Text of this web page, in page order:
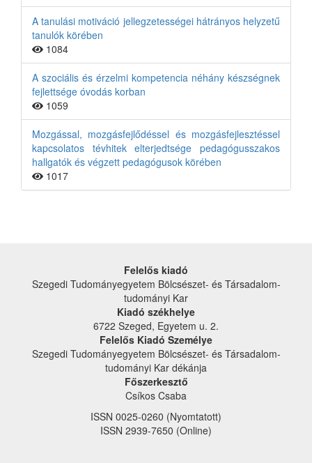
A tanulási motiváció jellegzetességei hátrányos helyzetű
tanulók körében
1084
A szociális és érzelmi kompetencia néhány készségnek
fejlettsége óvodás korban
1059
Mozgással, mozgásfejlődéssel és mozgásfejlesztéssel
kapcsolatos tévhitek elterjedtsége pedagógusszakos
hallgatók és végzett pedagógusok körében
1017
Felelős kiadó
Szegedi Tudományegyetem Bölcsészet- és Társadalom­
tudományi Kar
Kiadó székhelye
6722 Szeged, Egyetem u. 2.
Felelős Kiadó Személye
Szegedi Tudományegyetem Bölcsészet- és Társadalom­
tudományi Kar dékánja
Főszerkesztő
Csíkos Csaba
ISSN 0025-0260 (Nyomtatott)
ISSN 2939-7650 (Online)